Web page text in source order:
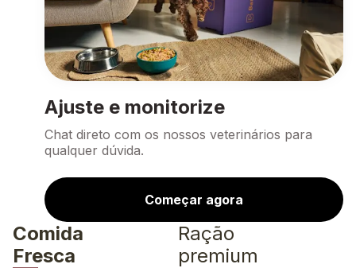
Ajuste e monitorize
Chat direto com os nossos veterinários para
qualquer dúvida.
Começar agora
Comida
Fresca
Ração
premium